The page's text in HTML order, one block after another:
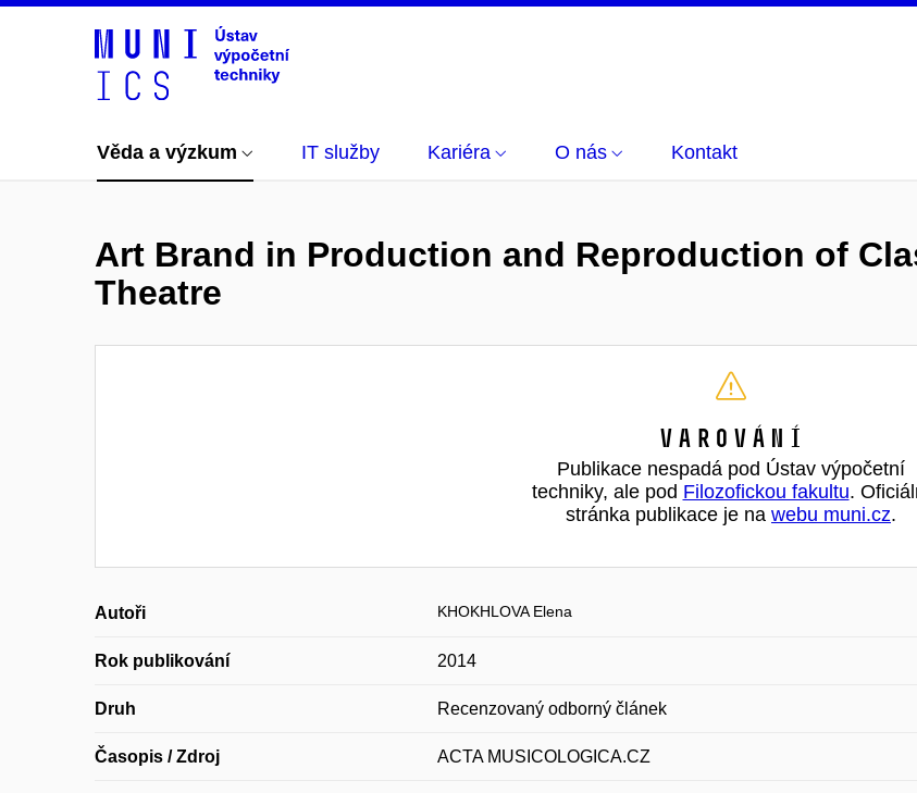
Věda a výzkum IT služby Kariéra O nás Kontakt
Art Brand in Production and Reproduction of
Theatre
Varování
Publikace nespadá pod Ústav výpočetní
techniky, ale pod Filozofickou fakultu.
stránka publikace je na webu muni.cz.
Autoři KHOKHLOVA Elena
Rok publikování 2014
Druh Recenzovaný odborný článek
Časopis / Zdroj ACTA MUSICOLOGICA.CZ